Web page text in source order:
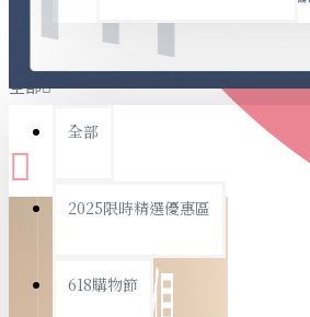
事務用品
文具收納
書寫用品
衛浴用品
全部
全部
2025限時精選優惠區
618購物節